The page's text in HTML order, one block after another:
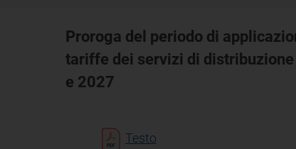
Proroga del periodo di
tariffe dei servizi di
e 2027
Testo